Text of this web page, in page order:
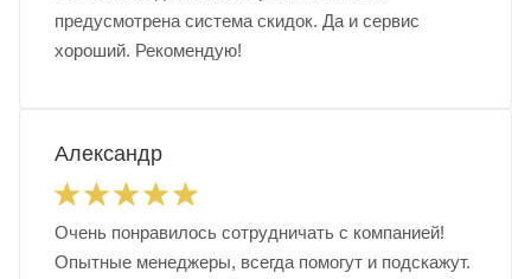
предусмотрена система скидок. Да и сервис
хороший. Рекомендую!
Александр
Очень понравилось сотрудничать с компанией!
Опытные менеджеры, всегда помогут и подскажут.